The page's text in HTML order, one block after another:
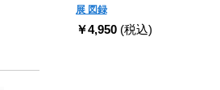
展 図録
￥4,950 (税込)